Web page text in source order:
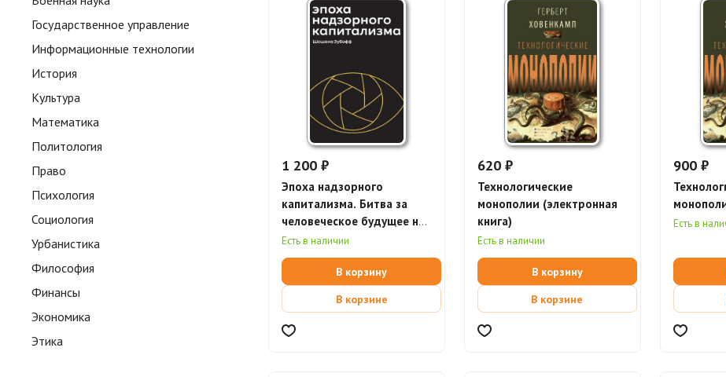
1 200 ₽
Эпоха надзорного
капитализма. Битва за
человеческое будущее на
новых рубежах власти
Есть в наличии
В корзину
В корзине
620 ₽
Технологические
монополии (электронная
книга)
Есть в наличии
В корзину
В корзине
900 ₽
Есть в
Государственное управление
Информационные технологии
История
Культура
Математика
Политология
Право
Психология
Социология
Урбанистика
Философия
Финансы
Экономика
Этика